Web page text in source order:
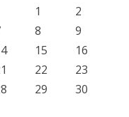
1
2
8
9
15
16
22
23
29
30